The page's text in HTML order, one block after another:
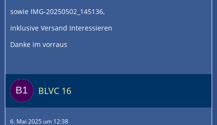
sowie IMG-20250502_145136,
inklusive Versand Interessieren
Danke im vorraus
BLVC 16
6. Mai 2025 um 12:38